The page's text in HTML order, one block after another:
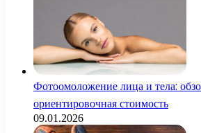
Фотоомоложение лица и тела:
ориентировочная стоимость
09.01.2026